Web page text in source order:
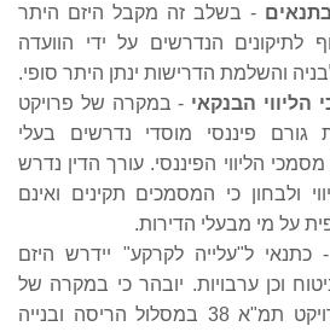
- בשלב זה מקבל היזם היתר
לתיקונים הנדרשים על ידי הוועדה
והשלמת הדרישות ינתן היתר סופי.
הבנקאי - במקרה של פרויקט
גורם פיננסי מוסדי נדרשים בעלי
הליווי הפיננסי. עורך הדין נדרש
ולבחון כי המסמכים תקינים ואינם
על מי מבעלי הדירות.
- כתנאי ל"עלייה לקרקע" יידרש היזם
וכן ערבויות. יובהר כי במקרה של
פינוי הדיירים בפרויקט תמ"א 38 במסלול הריסה ובנייה